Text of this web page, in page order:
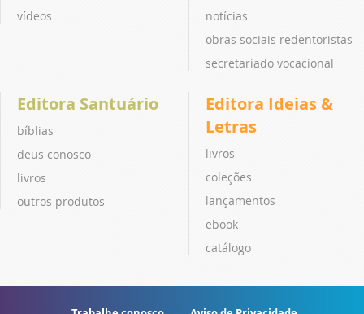
vídeos
notícias
obras sociais redentoristas
secretariado vocacional
Editora Santuário
bíblias
deus conosco
livros
outros produtos
Editora Ideias &
Letras
livros
coleções
lançamentos
ebook
catálogo